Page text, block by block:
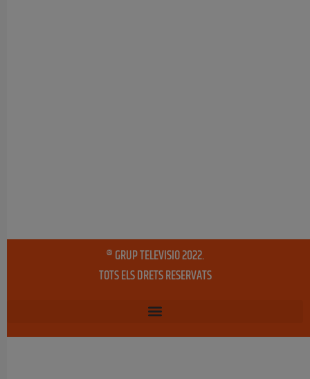
® GRUP TELEVISIO 2022.
TOTS ELS DRETS RESERVATS